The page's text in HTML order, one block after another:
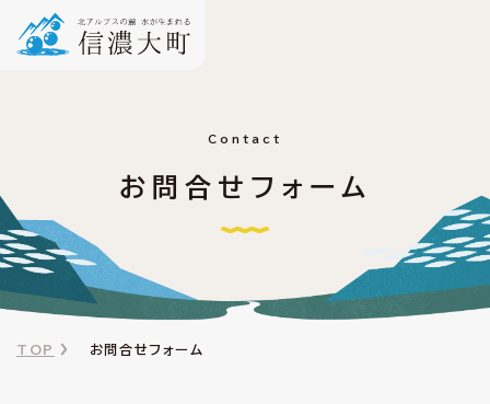
Contact
お問合せフォーム
TOP お問合せフォーム